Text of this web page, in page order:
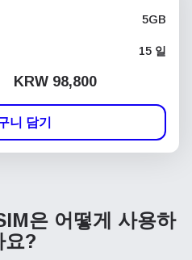
5GB
15 일
KRW 98,800
니 담기
은 어떻게 사용하
요?